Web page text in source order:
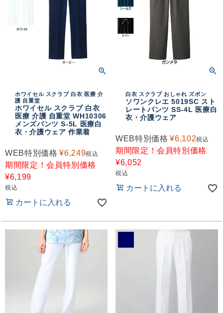
ホワイセル スクラブ 白衣 医療 介
護 自重堂
ホワイセル スクラブ 白衣
医療 介護 自重堂 WH10306
メンズパンツ S-5L 医療白
衣・介護ウェア 作業着
WEB特別価格 ¥6,249税込
期間限定！会員特別価格
¥6,199
税込
カートに入れる
白衣 スクラブ おしゃれ ズボン
ソワンクレエ 5019SC スト
レートパンツ SS-4L 医療白
衣・介護ウェア
WEB特別価格 ¥6,102税込
期間限定！会員特別価格
¥6,052
税込
カートに入れる